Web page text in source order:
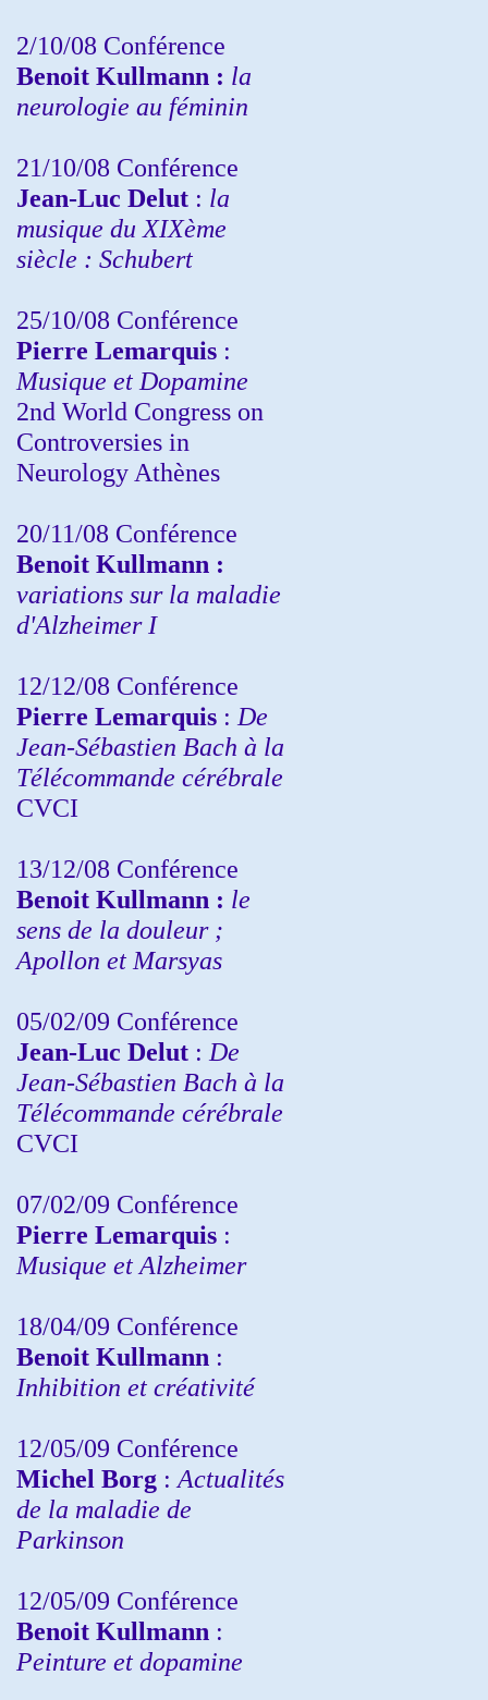
2/10/08 Conférence
Benoit Kullmann : la
neurologie au féminin
21/10/08 Conférence
Jean-Luc Delut : la
musique du XIXème
siècle : Schubert
25/10/08 Conférence
Pierre Lemarquis :
Musique et Dopamine
2nd World Congress on
Controversies in
Neurology Athènes
20/11/08 Conférence
Benoit Kullmann :
variations sur la maladie
d'Alzheimer I
12/12/08 Conférence
Pierre Lemarquis : De
Jean-Sébastien Bach à la
Télécommande cérébrale
CVCI
13/12/08 Conférence
Benoit Kullmann : le
sens de la douleur ;
Apollon et Marsyas
05/02/09 Conférence
Jean-Luc Delut : De
Jean-Sébastien Bach à la
Télécommande cérébrale
CVCI
07/02/09 Conférence
Pierre Lemarquis :
Musique et Alzheimer
18/04/09 Conférence
Benoit Kullmann :
Inhibition et créativité
12/05/09 Conférence
Michel Borg : Actualités
de la maladie de
Parkinson
12/05/09 Conférence
Benoit Kullmann :
Peinture et dopamine